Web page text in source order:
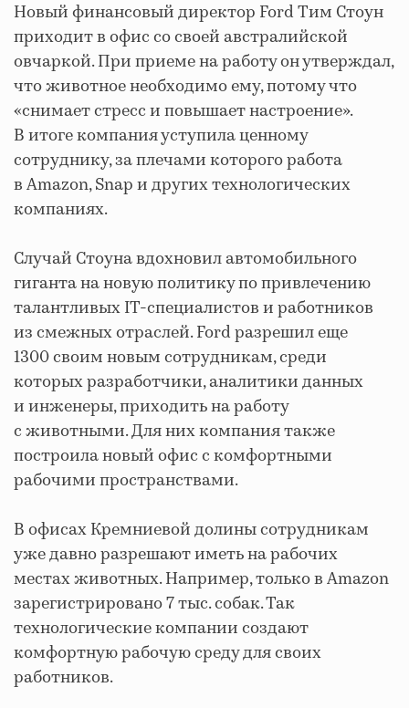
Новый финансовый директор Ford Тим Стоун
приходит в офис со своей австралийской
овчаркой. При приеме на работу он утверждал,
что животное необходимо ему, потому что
«снимает стресс и повышает настроение».
В итоге компания уступила ценному
сотруднику, за плечами которого работа
в Amazon, Snap и других технологических
компаниях.
Случай Стоуна вдохновил автомобильного
гиганта на новую политику по привлечению
талантливых IT-специалистов и работников
из смежных отраслей. Ford разрешил еще
1300 своим новым сотрудникам, среди
которых разработчики, аналитики данных
и инженеры, приходить на работу
с животными. Для них компания также
построила новый офис с комфортными
рабочими пространствами.
В офисах Кремниевой долины сотрудникам
уже давно разрешают иметь на рабочих
местах животных. Например, только в Amazon
зарегистрировано 7 тыс. собак. Так
технологические компании создают
комфортную рабочую среду для своих
работников.